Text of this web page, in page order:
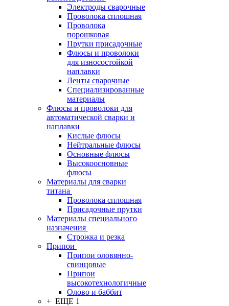
Электроды сварочные
Проволока сплошная
Проволока
порошковая
Прутки присадочные
Флюсы и проволоки
для износостойкой
наплавки
Ленты сварочные
Специализированные
материалы
Флюсы и проволоки для
автоматической сварки и
наплавки
Кислые флюсы
Нейтральные флюсы
Основные флюсы
Высокоосновные
флюсы
Материалы для сварки
титана
Проволока сплошная
Присадочные прутки
Материалы специального
назначения
Строжка и резка
Припои
Припои оловянно-
свинцовые
Припои
высокотехнологичные
Олово и баббит
+ ЕЩЕ 1